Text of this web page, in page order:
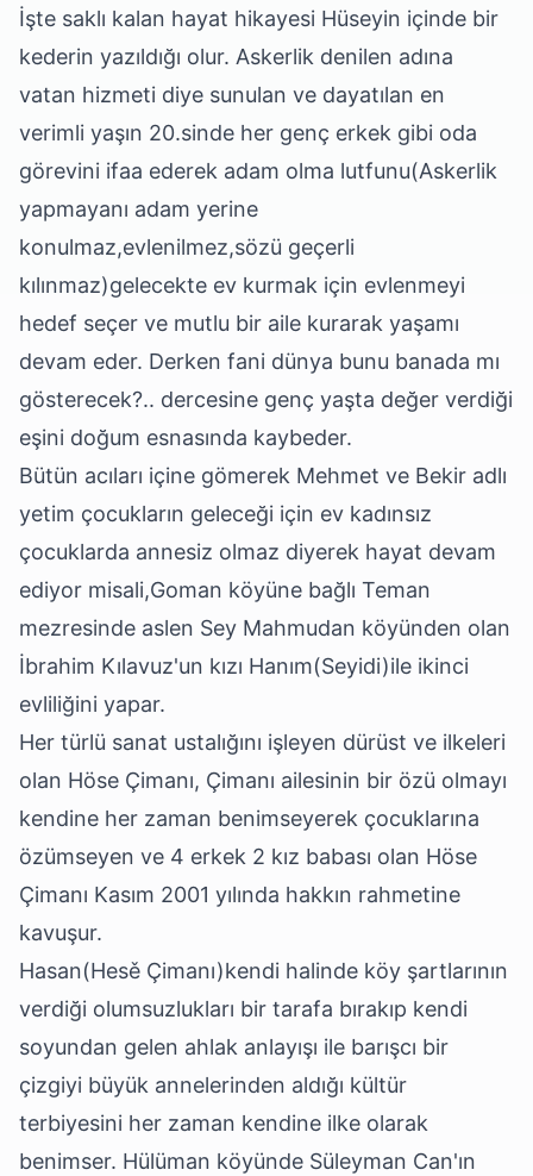
İşte saklı kalan hayat hikayesi Hüseyin içinde bir
kederin yazıldığı olur. Askerlik denilen adına
vatan hizmeti diye sunulan ve dayatılan en
verimli yaşın 20.sinde her genç erkek gibi oda
görevini ifaa ederek adam olma lutfunu(Askerlik
yapmayanı adam yerine
konulmaz,evlenilmez,sözü geçerli
kılınmaz)gelecekte ev kurmak için evlenmeyi
hedef seçer ve mutlu bir aile kurarak yaşamı
devam eder. Derken fani dünya bunu banada mı
gösterecek?.. dercesine genç yaşta değer verdiği
eşini doğum esnasında kaybeder.
Bütün acıları içine gömerek Mehmet ve Bekir adlı
yetim çocukların geleceği için ev kadınsız
çocuklarda annesiz olmaz diyerek hayat devam
ediyor misali,Goman köyüne bağlı Teman
mezresinde aslen Sey Mahmudan köyünden olan
İbrahim Kılavuz'un kızı Hanım(Seyidi)ile ikinci
evliliğini yapar.
Her türlü sanat ustalığını işleyen dürüst ve ilkeleri
olan Höse Çimanı, Çimanı ailesinin bir özü olmayı
kendine her zaman benimseyerek çocuklarına
özümseyen ve 4 erkek 2 kız babası olan Höse
Çimanı Kasım 2001 yılında hakkın rahmetine
kavuşur.
Hasan(Hesě Çimanı)kendi halinde köy şartlarının
verdiği olumsuzlukları bir tarafa bırakıp kendi
soyundan gelen ahlak anlayışı ile barışcı bir
çizgiyi büyük annelerinden aldığı kültür
terbiyesini her zaman kendine ilke olarak
benimser. Hülüman köyünde Süleyman Can'ın